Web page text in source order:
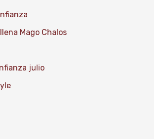
Mago Chalos
julio